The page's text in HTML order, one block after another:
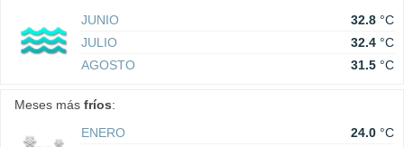
JUNIO
32.8 °C
JULIO
32.4 °C
AGOSTO
31.5 °C
Meses más fríos:
ENERO
24.0 °C